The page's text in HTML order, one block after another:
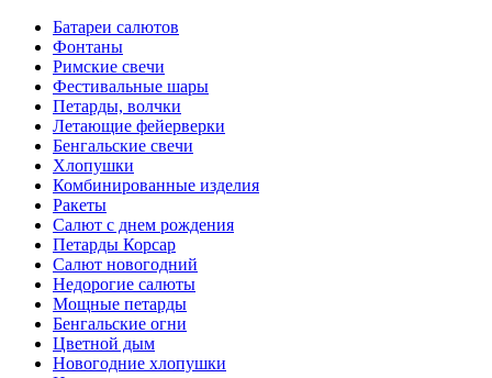
Батареи салютов
Фонтаны
Римские свечи
Фестивальные шары
Петарды, волчки
Летающие фейерверки
Бенгальские свечи
Хлопушки
Комбинированные изделия
Ракеты
Салют с днем рождения
Петарды Корсар
Салют новогодний
Недорогие салюты
Мощные петарды
Бенгальские огни
Цветной дым
Новогодние хлопушки